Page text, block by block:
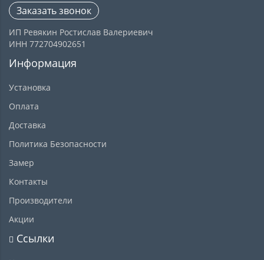
Заказать звонок
ИП Ревякин Ростислав Валериевич
ИНН 772704902651
Информация
Установка
Оплата
Доставка
Политика Безопасности
Замер
Контакты
Производители
Акции
Ссылки